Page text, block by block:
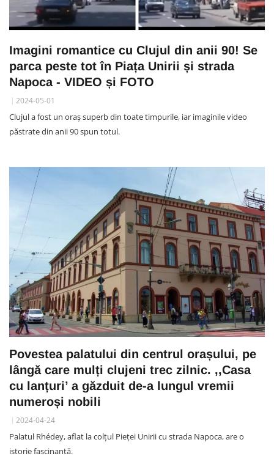
Imagini romantice cu Clujul din anii 90! Se
parca peste tot în Piața Unirii și strada
Napoca - VIDEO și FOTO
2024-05-01
Clujul a fost un oraș superb din toate timpurile, iar imaginile video
păstrate din anii 90 spun totul.
Povestea palatului din centrul orașului, pe
lângă care mulți clujeni trec zilnic. ,,Casa
cu lanțuri’ a găzduit de-a lungul vremii
numeroși nobili
2024-04-24
Palatul Rhédey, aflat la colţul Pieţei Unirii cu strada Napoca, are o
istorie fascinantă.